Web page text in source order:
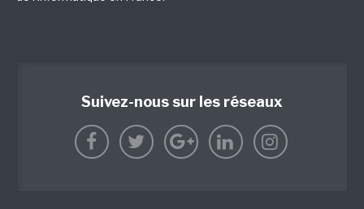
Suivez-nous sur les réseaux